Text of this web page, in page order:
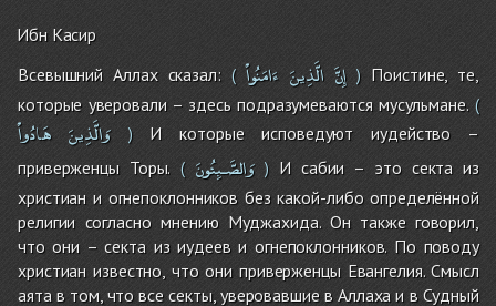
Ибн Касир
Всевышний Аллах сказал:( إِنَّ الَّذِينَ ءَامَنُواْ ) Поистине, те,
которые уверовали – здесь подразумеваются мусульмане. (
وَالَّذِينَ هَادُواْ )И которые исповедуют иудейство –
приверженцы Торы. ( وَالصَّـبِئُونَ) И сабии – это секта из
христиан и огнепоклонников без какой-либо определённой
религии согласно мнению Муджахида. Он также говорил,
что они – секта из иудеев и огнепоклонников. По поводу
христиан известно, что они приверженцы Евангелия. Смысл
аята в том, что все секты, уверовавшие в Аллаха и в Судный